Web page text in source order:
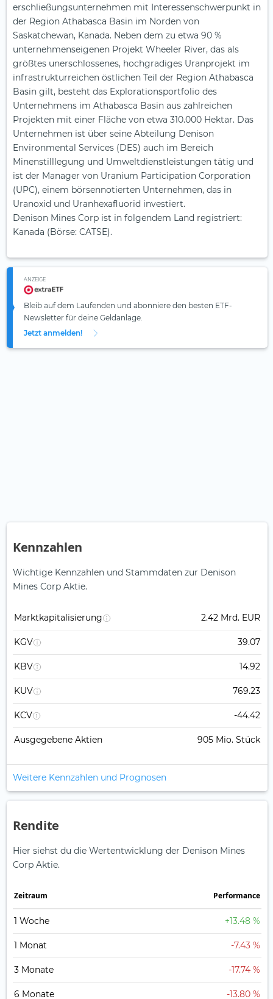
erschließungsunternehmen mit Interessenschwerpunkt in
der Region Athabasca Basin im Norden von
Saskatchewan, Kanada. Neben dem zu etwa 90 %
unternehmenseigenen Projekt Wheeler River, das als
größtes unerschlossenes, hochgradiges Uranprojekt im
infrastrukturreichen östlichen Teil der Region Athabasca
Basin gilt, besteht das Explorationsportfolio des
Unternehmens im Athabasca Basin aus zahlreichen
Projekten mit einer Fläche von etwa 310.000 Hektar. Das
Unternehmen ist über seine Abteilung Denison
Environmental Services (DES) auch im Bereich
Minenstilllegung und Umweltdienstleistungen tätig und
ist der Manager von Uranium Participation Corporation
(UPC), einem börsennotierten Unternehmen, das in
Uranoxid und Uranhexafluorid investiert.
Denison Mines Corp ist in folgendem Land registriert:
Kanada (Börse: CATSE).
ANZEIGE
Bleib auf dem Laufenden und abonniere den besten ETF-
Newsletter für deine Geldanlage.
Jetzt anmelden!
Kennzahlen
Wichtige Kennzahlen und Stammdaten zur Denison
Mines Corp Aktie.
Marktkapitalisierung 2.42 Mrd. EUR
KGV 39.07
KBV 14.92
KUV 769.23
KCV -44.42
Ausgegebene Aktien 905 Mio. Stück
Weitere Kennzahlen und Prognosen
Rendite
Hier siehst du die Wertentwicklung der Denison Mines
Corp Aktie.
Zeitraum Perfor­mance
1 Woche +13.48 %
1 Monat -7.43 %
3 Monate -17.74 %
6 Monate -13.80 %